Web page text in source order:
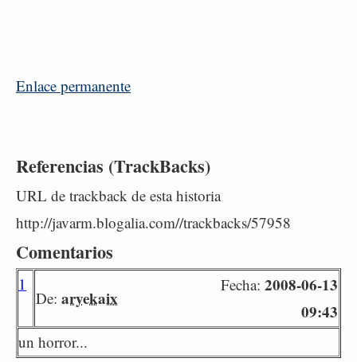
Enlace permanente
Referencias (TrackBacks)
URL de trackback de esta historia
http://javarm.blogalia.com//trackbacks/57958
Comentarios
1
De: aryekaix
Fecha: 2008-06-13
09:43
un horror...